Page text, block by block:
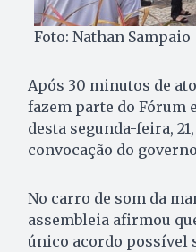
Foto: Nathan Sampaio
Após 30 minutos de
fazem parte do Fórum
desta segunda-feira,
convocação do
No carro de som da
assembleia afirmou
único acordo possível